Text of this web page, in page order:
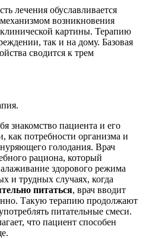
лечения обуславливается
возникновения
картины. Терапию
так и на дому. Базовая
сводится к трем
знакомство пациента и его
как потребности организма и
голодания. Врач
рациона, который
здорового режима
и трудных случаях, когда
питаться, врач вводит
Такую терапию продолжают
питательные смеси.
что пациент способен